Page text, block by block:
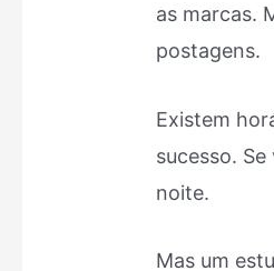
as marcas.
postagens.
Existem
sucesso.
noite.
Mas um